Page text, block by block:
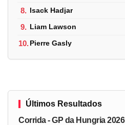
8. Isack Hadjar
9. Liam Lawson
10.Pierre Gasly
Últimos Resultados
Corrida - GP da Hungria 2026